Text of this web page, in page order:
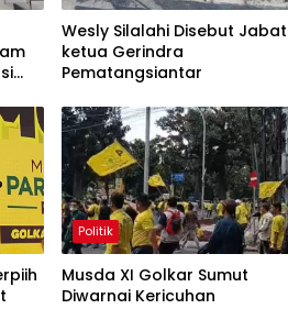
Wesly Silalahi Disebut Jabat
ketua Gerindra
Pematangsiantar
Politik
Musda XI Golkar Sumut
Diwarnai Kericuhan